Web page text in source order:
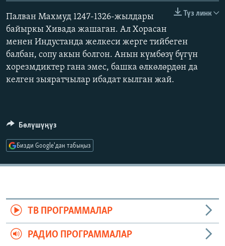
АЗАТТЫК+
ЫҢГАЙСЫЗ СУРООЛОР
ЭЕ/АРнун бардык сайттары
Түз линк
Палван Махмуд 1247-1326-жылдары
байыркы Хивада жашаган. Ал Хорасан
менен Индустанда желкеси жерге тийбеген
балбан, сопу акын болгон. Анын күмбөзү бүгүн
хорезмдиктер гана эмес, башка өлкөлөрдөн да
келген зыяратчылар ибадат кылган жай.
Бөлүшүңүз
Бизди Google'дан табыңыз
ТВ ПРОГРАММАЛАР
РАДИО ПРОГРАММАЛАР